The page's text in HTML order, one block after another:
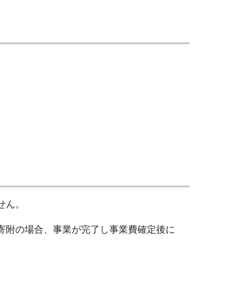
。
の場合、事業が完了し事業費確定後に